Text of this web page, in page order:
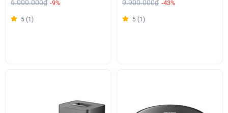
6.000.000₫ -9%
5 (1)
9.900.000₫ -43%
5 (1)